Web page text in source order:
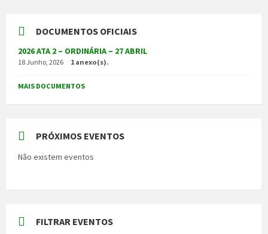
DOCUMENTOS OFICIAIS
2026 ATA 2 – ORDINÁRIA – 27 ABRIL
18 Junho, 2026 1 anexo(s).
MAIS DOCUMENTOS
PRÓXIMOS EVENTOS
Não existem eventos
FILTRAR EVENTOS